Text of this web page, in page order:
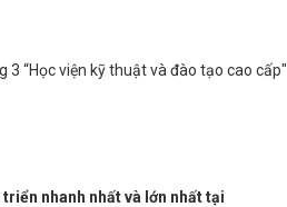
“Học viện kỹ thuật và đào tạo cao cấp"
triển nhanh nhất và lớn nhất tại